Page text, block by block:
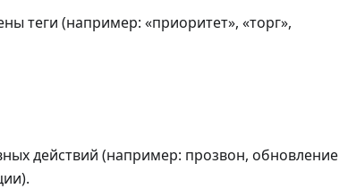
теги (например: «приоритет», «торг»,
действий (например: прозвон, обновление